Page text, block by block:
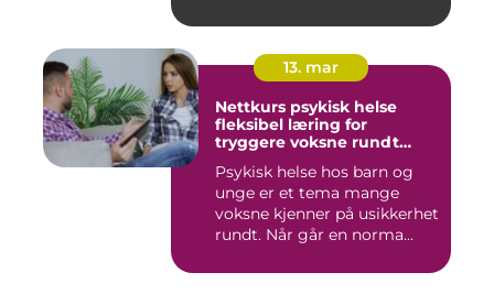
13. mar
Nettkurs psykisk helse
fleksibel læring for
tryggere voksne rundt
Psykisk helse hos barn og
unge er et tema mange
voksne kjenner på usikkerhet
rundt. Når går en norma...